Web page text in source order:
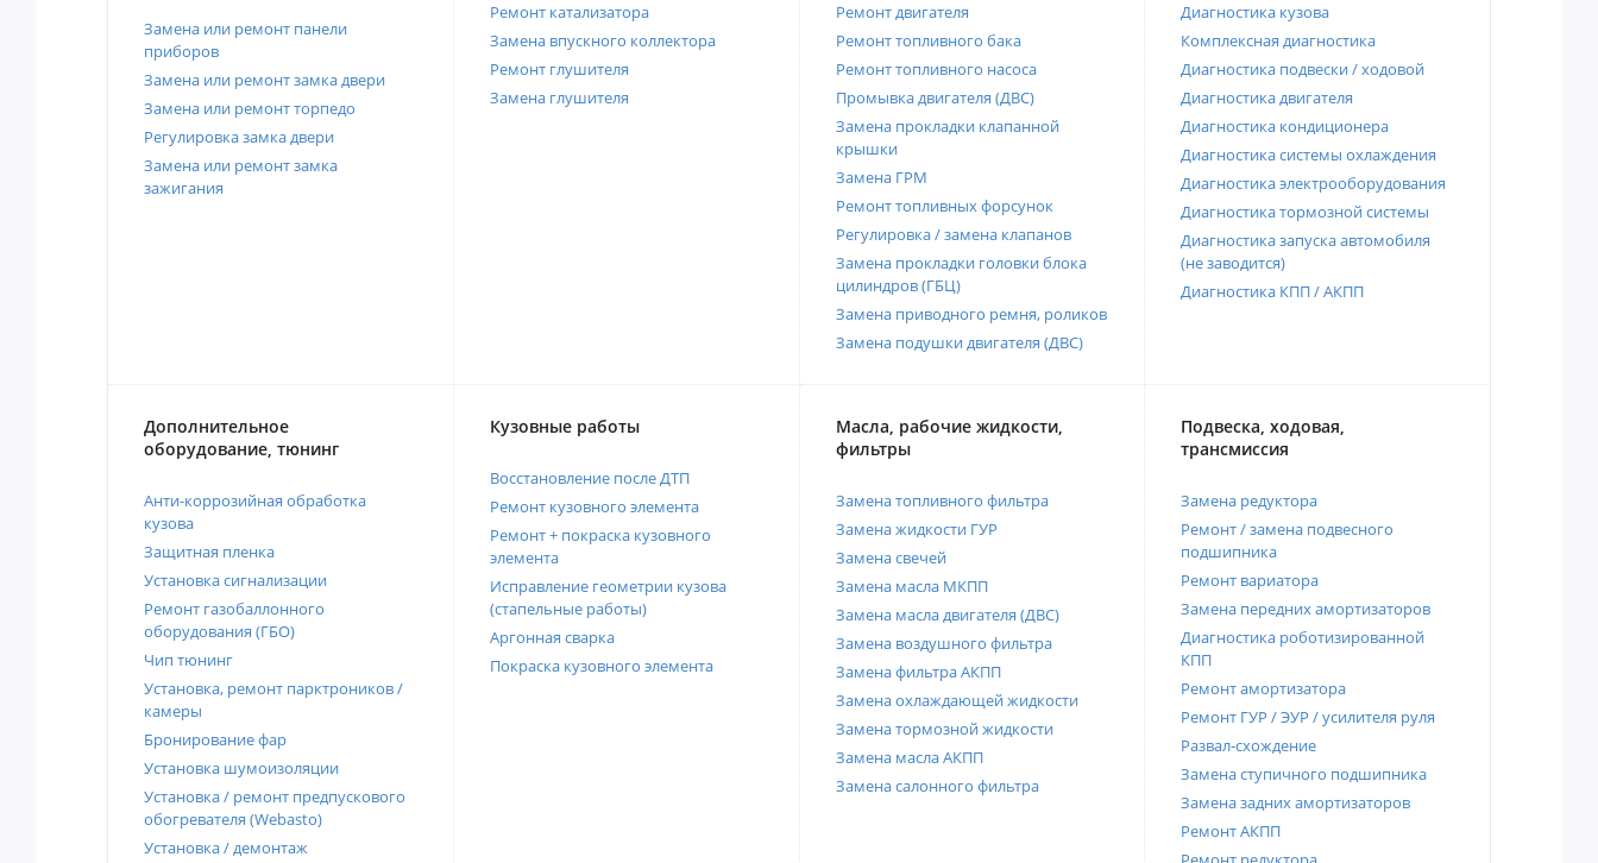
Замена или ремонт панели
приборов
Замена или ремонт замка двери
Замена или ремонт торпедо
Регулировка замка двери
Замена или ремонт замка
зажигания
Ремонт катализатора
Замена впускного коллектора
Ремонт глушителя
Замена глушителя
Ремонт двигателя
Ремонт топливного бака
Ремонт топливного насоса
Промывка двигателя (ДВС)
Замена прокладки клапанной
крышки
Замена ГРМ
Ремонт топливных форсунок
Регулировка / замена клапанов
Замена прокладки головки блока
цилиндров (ГБЦ)
Замена приводного ремня, роликов
Замена подушки двигателя (ДВС)
Диагностика кузова
Комплексная диагностика
Диагностика подвески / ходовой
Диагностика двигателя
Диагностика кондиционера
Диагностика системы охлаждения
Диагностика электрооборудования
Диагностика тормозной системы
Диагностика запуска автомобиля
(не заводится)
Диагностика КПП / АКПП
Дополнительное
оборудование, тюнинг
Анти-коррозийная обработка
кузова
Защитная пленка
Установка сигнализации
Ремонт газобаллонного
оборудования (ГБО)
Чип тюнинг
Установка, ремонт парктроников /
камеры
Бронирование фар
Установка шумоизоляции
Установка / ремонт предпускового
обогревателя (Webasto)
Установка / демонтаж
Кузовные работы
Восстановление после ДТП
Ремонт кузовного элемента
Ремонт + покраска кузовного
элемента
Исправление геометрии кузова
(стапельные работы)
Аргонная сварка
Покраска кузовного элемента
Масла, рабочие жидкости,
фильтры
Замена топливного фильтра
Замена жидкости ГУР
Замена свечей
Замена масла МКПП
Замена масла двигателя (ДВС)
Замена воздушного фильтра
Замена фильтра АКПП
Замена охлаждающей жидкости
Замена тормозной жидкости
Замена масла АКПП
Замена салонного фильтра
Подвеска, ходовая,
трансмиссия
Замена редуктора
Ремонт / замена подвесного
подшипника
Ремонт вариатора
Замена передних амортизаторов
Диагностика роботизированной
КПП
Ремонт амортизатора
Ремонт ГУР / ЭУР / усилителя руля
Развал-схождение
Замена ступичного подшипника
Замена задних амортизаторов
Ремонт АКПП